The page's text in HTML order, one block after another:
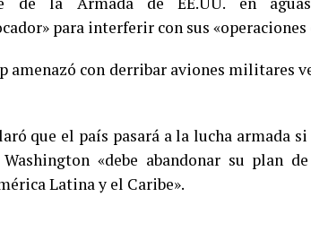
para interferir con sus
amenazó con derribar aviones militares
que el país pasará a la lucha armada
«debe abandonar su plan
Latina y el Caribe».